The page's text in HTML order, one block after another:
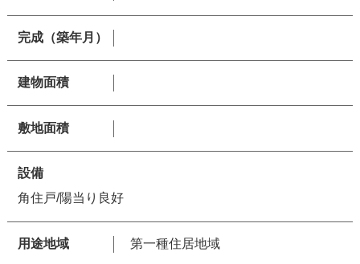
完成（築年月）
建物面積
敷地面積
設備
角住戸/陽当り良好
用途地域 第一種住居地域